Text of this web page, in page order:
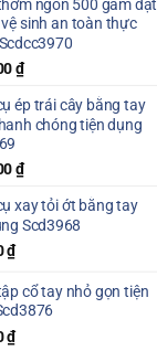
ngon 500 gam đạt
sinh an toàn thực
₫
ép trái cây bằng tay
chóng tiện dụng
₫
xay tỏi ớt bằng tay
Scd3968
₫
cổ tay nhỏ gọn tiện
₫